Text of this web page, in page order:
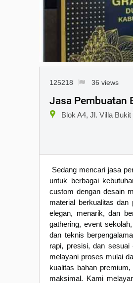
125218 36 views
Jasa Pembuatan
Blok A4, Jl. Villa
Sedang mencari jasa
untuk berbagai
custom dengan desain
material berkualitas
elegan, menarik, dan
gathering, event
dan teknis
rapi, presisi, dan sesuai
melayani proses mulai
kualitas bahan
maksimal. Kami